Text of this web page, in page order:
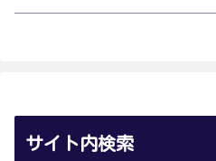
サイト内検索